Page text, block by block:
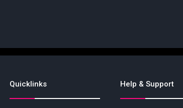
Quicklinks Help & Support